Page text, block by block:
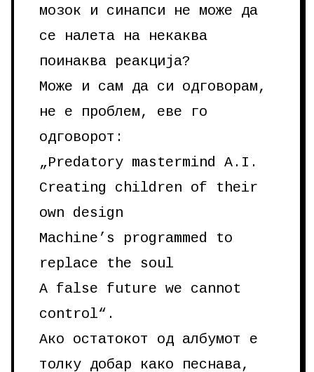
мозок и синапси не може да
се налета на некаква
поинаква реакција?
Може и сам да си одговорам,
не е проблем, еве го
одговорот:
„Predatory mastermind A.I.
Creating children of their
own design
Machine’s programmed to
replace the soul
A false future we cannot
control“.
Ако остатокот од албумот е
толку добар како песнава,